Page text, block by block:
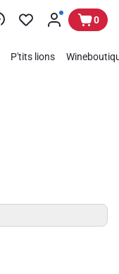
0
P'tits lions